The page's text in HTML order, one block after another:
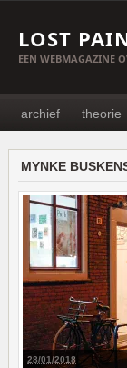
LOST
EEN WEBMAGAZINE
archief theorie
MYNKE
28/01/2018